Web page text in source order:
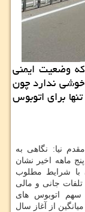
وضعیت ایمنی
ندارد چون
برای اتوبوس
نیا: نگاهی به
ماهه اخیر نشان
با شرایط مطلوب
در این زمان ۱۵ تصادف با تلفات جانی و مالی
سهم اتوبوس های
از آغاز سال